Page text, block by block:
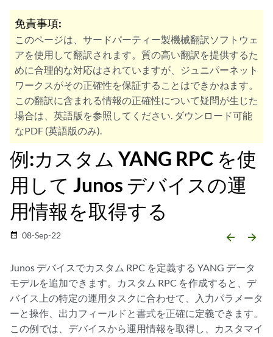
免責事項:
このページは、サードパーティー製機械翻訳ソフトウェ
アを使用して翻訳されます。質の高い翻訳を提供するた
めに合理的な対応はされていますが、ジュニパーネット
ワークスがその正確性を保証することはできかねます。
この翻訳に含まれる情報の正確性について疑問が生じた
場合は、英語版を参照してください. ダウンロード可能
なPDF (英語版のみ).
例:カスタム YANG RPC を使
用して Junos デバイスの運
用情報を取得する
date_range 08-Sep-22 arrow_backward arrow_forward
Junos デバイスでカスタム RPC を定義する YANG データ
モデルを追加できます。カスタム RPC を作成すると、デ
バイス上の特定の運用タスクに合わせて、入力パラメータ
ーと操作、出力フィールドと書式を正確に定義できます。
この例では、デバイスから運用情報を取得し、カスタマイ